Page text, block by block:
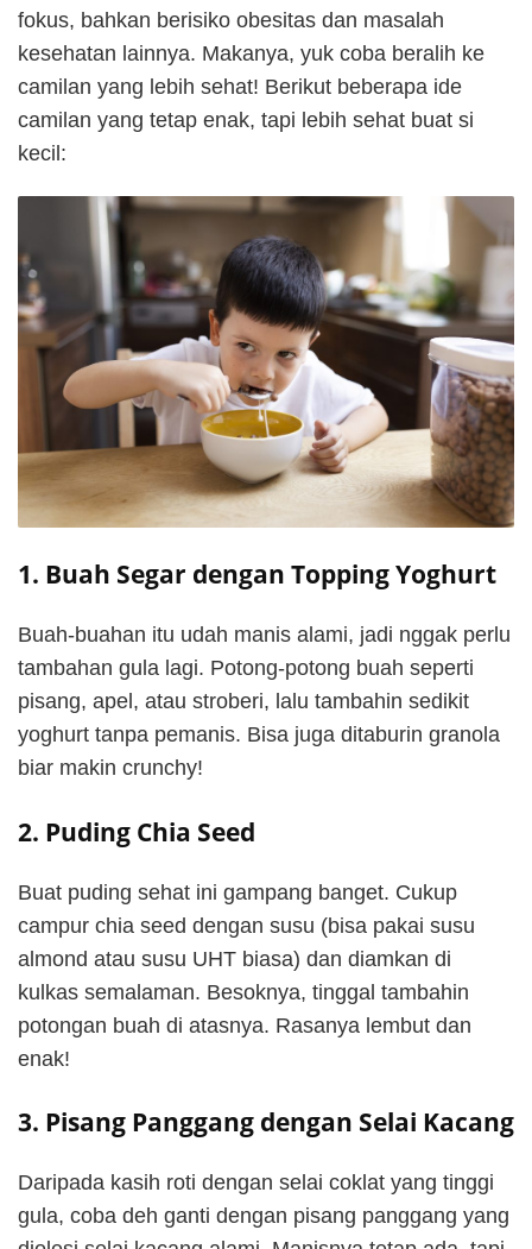
fokus, bahkan berisiko obesitas dan masalah
kesehatan lainnya. Makanya, yuk coba beralih ke
camilan yang lebih sehat! Berikut beberapa ide
camilan yang tetap enak, tapi lebih sehat buat si
kecil:
1. Buah Segar dengan Topping Yoghurt
Buah-buahan itu udah manis alami, jadi nggak perlu
tambahan gula lagi. Potong-potong buah seperti
pisang, apel, atau stroberi, lalu tambahin sedikit
yoghurt tanpa pemanis. Bisa juga ditaburin granola
biar makin crunchy!
2. Puding Chia Seed
Buat puding sehat ini gampang banget. Cukup
campur chia seed dengan susu (bisa pakai susu
almond atau susu UHT biasa) dan diamkan di
kulkas semalaman. Besoknya, tinggal tambahin
potongan buah di atasnya. Rasanya lembut dan
enak!
3. Pisang Panggang dengan Selai Kacang
Daripada kasih roti dengan selai coklat yang tinggi
gula, coba deh ganti dengan pisang panggang yang